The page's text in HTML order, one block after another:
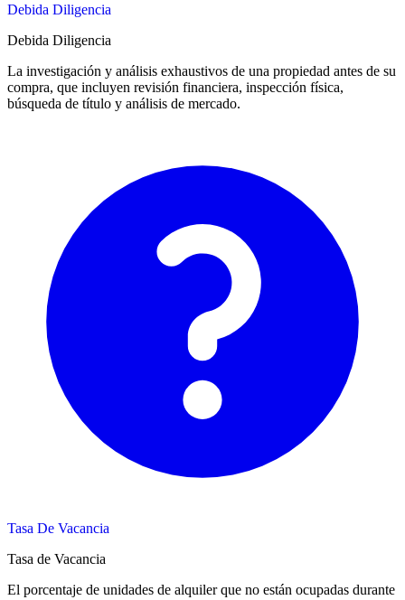
Debida Diligencia
Debida Diligencia
La investigación y análisis exhaustivos de una propiedad antes de su
compra, que incluyen revisión financiera, inspección física,
búsqueda de título y análisis de mercado.
Tasa De Vacancia
Tasa de Vacancia
El porcentaje de unidades de alquiler que no están ocupadas durante